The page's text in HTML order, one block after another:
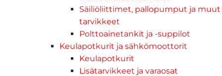
Säiliöliittimet, pallopumput ja muut
tarvikkeet
Polttoainetankit ja -suppilot
Keulapotkurit ja sähkömoottorit
Keulapotkurit
Lisätarvikkeet ja varaosat